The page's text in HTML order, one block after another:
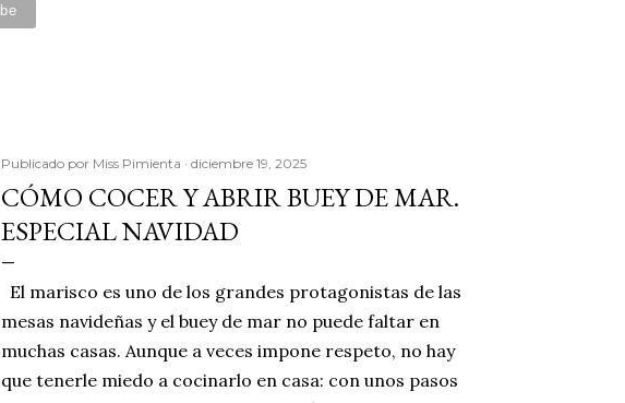
Publicado por Miss Pimienta diciembre 19, 2025
CÓMO COCER Y ABRIR BUEY DE MAR.
ESPECIAL NAVIDAD
El marisco es uno de los grandes protagonistas de las
mesas navideñas y el buey de mar no puede faltar en
muchas casas. Aunque a veces impone respeto, no hay
que tenerle miedo a cocinarlo en casa: con unos pasos